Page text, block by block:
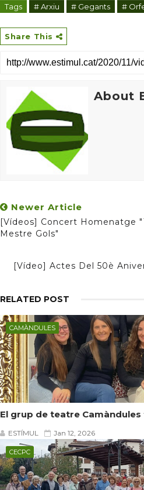
Tags # Arxiu # Gegants #
Share This
About
Newer Article
[Vídeos] Concert Homenatge
Mestre Gols"
[Vídeo] Actes Del 50è
RELATED POST
CAMÀNDULES
El grup de teatre
ESTÍMUL Jan 12, 2026
CECPC